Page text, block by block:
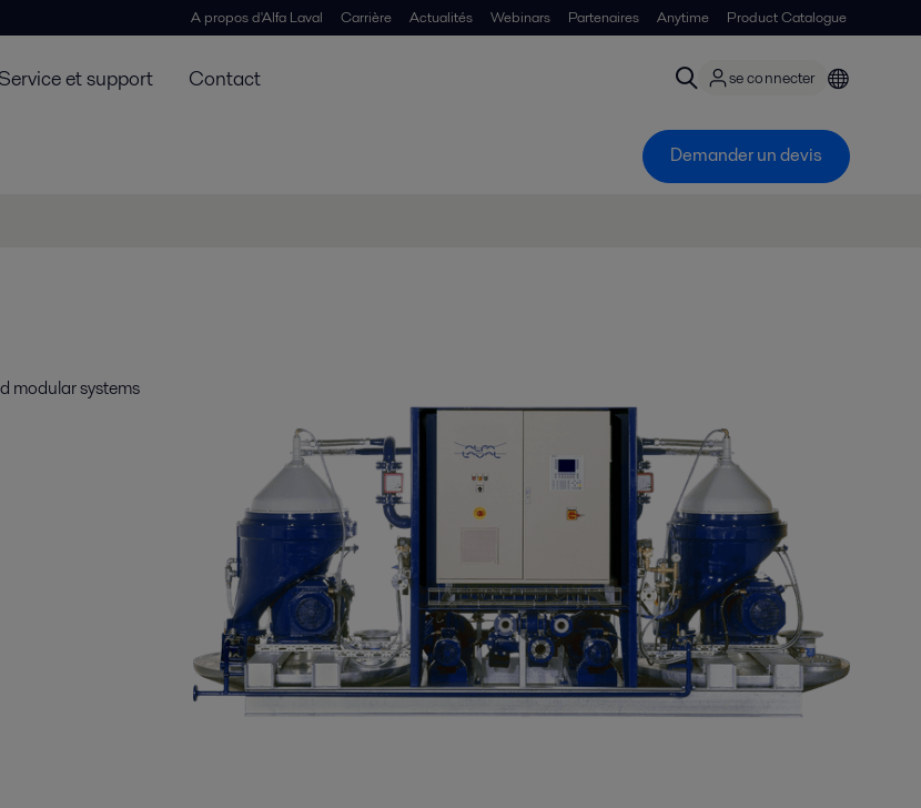
A propos d'Alfa Laval Carrière Actualités Webinars Partenaires Anytime Product Catalogue
et support Contact se connecter
Demander un devis
modular systems